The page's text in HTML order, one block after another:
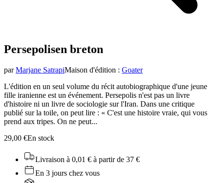
Persepolisen breton
par Marjane SatrapiMaison d'édition : Goater
L'édition en un seul volume du récit autobiographique d'une jeune
fille iranienne est un événement. Persepolis n'est pas un livre
d'histoire ni un livre de sociologie sur l'Iran. Dans une critique
publié sur la toile, on peut lire : « C'est une histoire vraie, qui vous
prend aux tripes. On ne peut...
29,00 €En stock
Livraison à 0,01 € à partir de 37 €
En 3 jours chez vous